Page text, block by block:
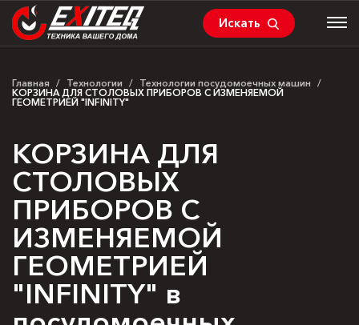
Искать
Главная / Технологии / Технологии посудомоечных машин /
КОРЗИНА ДЛЯ СТОЛОВЫХ ПРИБОРОВ С ИЗМЕНЯЕМОЙ
ГЕОМЕТРИЕЙ "INFINITY"
КОРЗИНА ДЛЯ
СТОЛОВЫХ
ПРИБОРОВ С
ИЗМЕНЯЕМОЙ
ГЕОМЕТРИЕЙ
"INFINITY" в